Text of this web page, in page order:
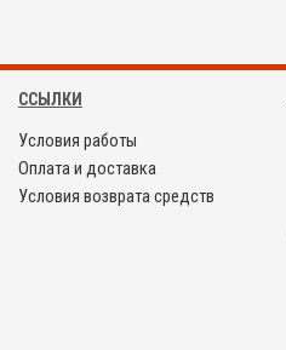
ССЫЛКИ
Условия работы
Оплата и доставка
Условия возврата средств